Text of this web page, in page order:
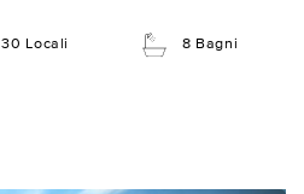
30 Locali 8 Bagni